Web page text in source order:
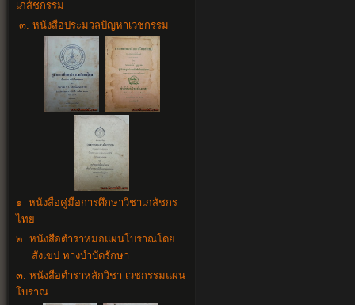
เภสัชกรรม
๓. หนังสือประมวลปัญหาเวชกรรม
๑ หนังสือคู่มือการศึกษาวิชาเภสัชกร
ไทย
๒. หนังสือตำราหมอแผนโบราณโดย
สังเขป ทางบำบัดรักษา
๓. หนังสือตำราหลักวิชา เวชกรรมแผน
โบราณ